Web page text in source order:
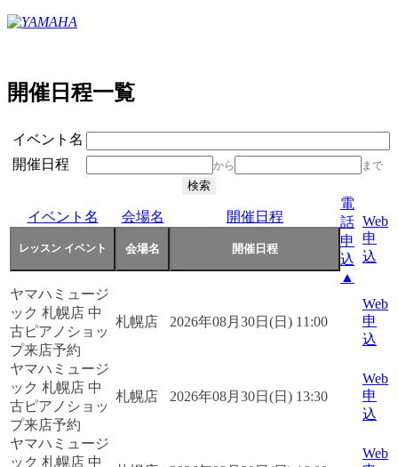
開催日程一覧
イベント名
開催日程
から まで
イベント名 会場名 開催日程
電
話
申
込
▲
Web
申
込
ヤマハミュージ
ック 札幌店 中
古ピアノショッ
プ来店予約
札幌店 2026年08月30日(日) 11:00
Web
申
込
ヤマハミュージ
ック 札幌店 中
古ピアノショッ
プ来店予約
札幌店 2026年08月30日(日) 13:30
Web
申
込
ヤマハミュージ
ック 札幌店 中
Web